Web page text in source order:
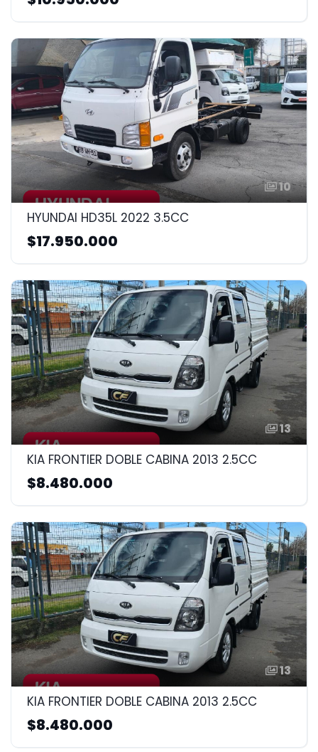
10
HYUNDAI HD35L 2022 3.5CC
$17.950.000
13
KIA FRONTIER DOBLE CABINA 2013 2.5CC
$8.480.000
13
KIA FRONTIER DOBLE CABINA 2013 2.5CC
$8.480.000